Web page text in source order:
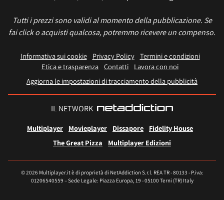
Tutti i prezzi sono validi al momento della pubblicazione. Se
fai click o acquisti qualcosa, potremmo ricevere un compenso.
Informativa sui cookie Privacy Policy
Termini e condizioni
Etica e trasparenza Contatti
Lavora con noi
Aggiorna le impostazioni di tracciamento della pubblicità
IL NETWORK
Multiplayer Movieplayer Dissapore
Fidelity House
The Great Pizza
Multiplayer Edizioni
© 2026 Multiplayer.it è di proprietà di NetAddiction S.r.l. REA TR - 80133 - P.iva:
01206540559 – Sede Legale: Piazza Europa, 19 - 05100 Terni (TR) Italy